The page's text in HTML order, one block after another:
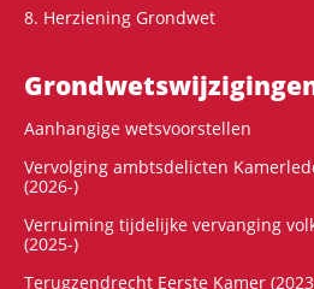
8. Herziening Grondwet
Aanhangige wetsvoorstellen
Vervolging ambtsdelicten
(2026-)
Verruiming tijdelijke vervanging
(2025-)
Terugzendrecht Eerste Kamer